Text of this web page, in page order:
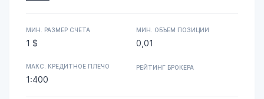
МИН. РАЗМЕР СЧЕТА
1 $
МИН. ОБЪЕМ ПОЗИЦИИ
0,01
МАКС. КРЕДИТНОЕ ПЛЕЧО
1:400
РЕЙТИНГ БРОКЕРА